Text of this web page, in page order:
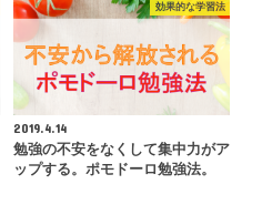
効果的な学習法
2019.4.14
勉強の不安をなくして集中力がア
ップする。ポモドーロ勉強法。